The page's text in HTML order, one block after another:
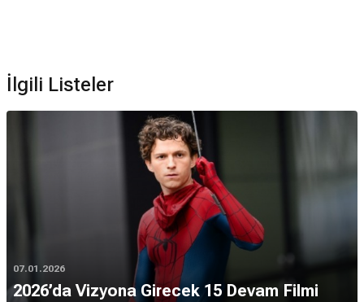
İlgili Listeler
07.01.2026
2026’da Vizyona Girecek 15 Devam Filmi